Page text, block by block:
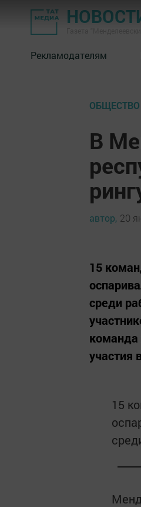
Рекламодателям
ОБЩЕСТВО
В
автор, 20
15
среди
команда
участия
15